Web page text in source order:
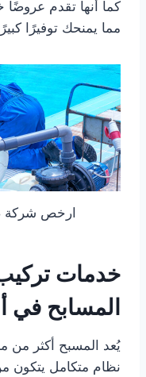
كما أنها تقدم عروضًا
مما يمنحك توفيرًا
ارخص شركة
خدمات
المسابح في
يُعد المسبح أكثر من
نظام متكامل يتكون